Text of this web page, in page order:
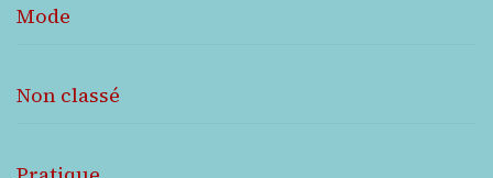
Mode
Non classé